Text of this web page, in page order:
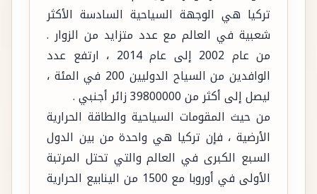
تركيا هي الوجهة السياحية السادسة الأكثر
شعبية في العالم مع عدد متزايد من الزوار .
من عام 2002 إلى عام 2014 ، ارتفع عدد
الوافدين من السياح الدوليين 200 في المئة ،
ليصل إلى أكثر من 39800000 زائر أجنبي .
من حيث المقومات السياحية والطاقة الحرارية
الأرضية ، فإن تركيا هي واحدة من بين الدول
السبع الكبرى في العالم والتي تحتل المرتبة
الأولى في أوروبا مع 1500 من الينابيع الحرارية